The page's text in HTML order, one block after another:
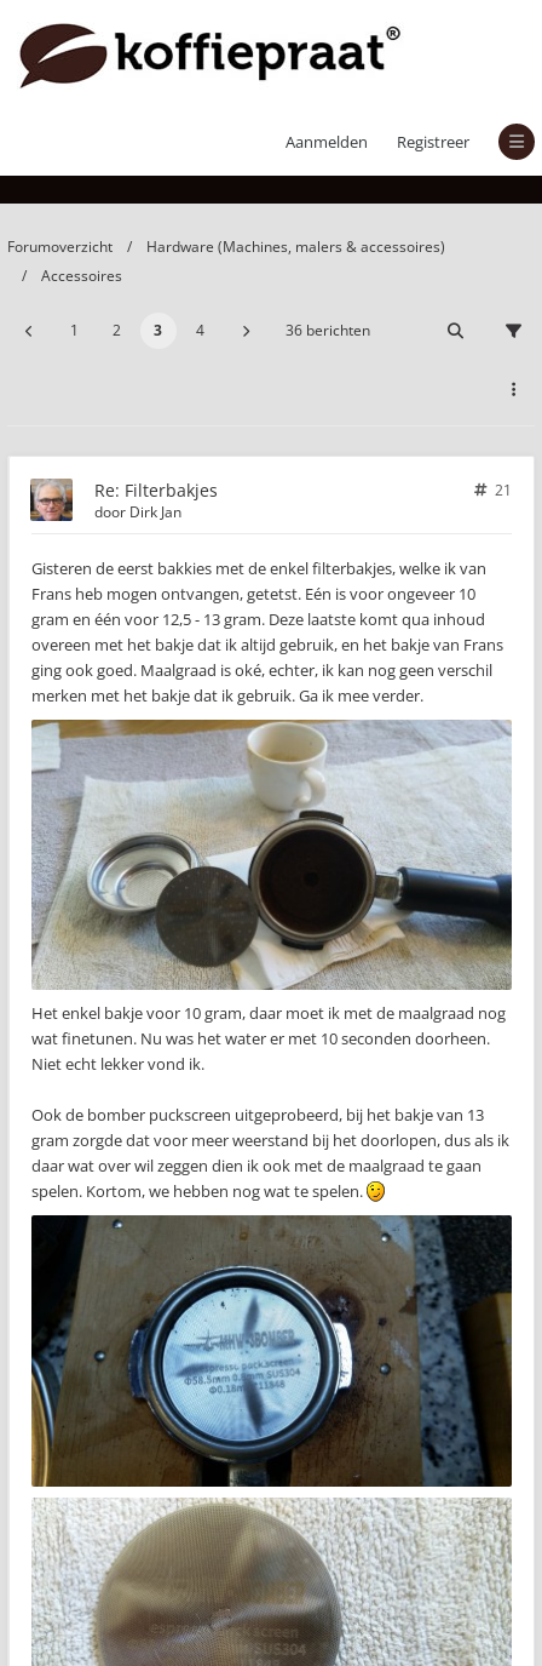
Aanmelden Registreer
Forumoverzicht
Hardware (Machines, malers & accessoires)
Accessoires
1 2 3 4 36 berichten
Re: Filterbakjes
21
door Dirk Jan
Gisteren de eerst bakkies met de enkel filterbakjes, welke ik van
Frans heb mogen ontvangen, getetst. Eén is voor ongeveer 10
gram en één voor 12,5 - 13 gram. Deze laatste komt qua inhoud
overeen met het bakje dat ik altijd gebruik, en het bakje van Frans
ging ook goed. Maalgraad is oké, echter, ik kan nog geen verschil
merken met het bakje dat ik gebruik. Ga ik mee verder.
Het enkel bakje voor 10 gram, daar moet ik met de maalgraad nog
wat finetunen. Nu was het water er met 10 seconden doorheen.
Niet echt lekker vond ik.
Ook de bomber puckscreen uitgeprobeerd, bij het bakje van 13
gram zorgde dat voor meer weerstand bij het doorlopen, dus als ik
daar wat over wil zeggen dien ik ook met de maalgraad te gaan
spelen. Kortom, we hebben nog wat te spelen.